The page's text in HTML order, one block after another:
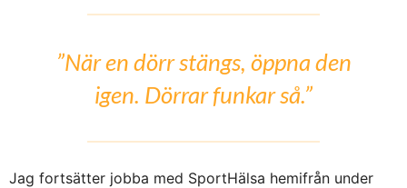
”När en dörr stängs, öppna den
igen. Dörrar funkar så.”
Jag fortsätter jobba med SportHälsa hemifrån under